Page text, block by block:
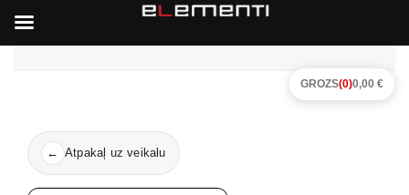
← Atpakaļ uz veikalu
GROZS(0)0,00 €